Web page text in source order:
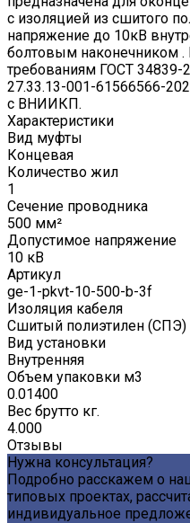
с изоляцией из сшитого
напряжение до 10кВ
болтовым наконечником
требованиям ГОСТ 34839-
27.33.13-001-61566566-
с ВНИИКП.
Характеристики
Вид муфты
Концевая
Количество жил
1
Сечение проводника
500 мм²
Допустимое напряжение
10 кВ
Артикул
ge-1-pkvt-10-500-b-3f
Изоляция кабеля
Сшитый полиэтилен (СПЭ)
Вид установки
Внутренняя
Объем упаковки м3
0.01400
Вес брутто кг.
4.000
Отзывы
Нужна консультация?
Подробно расскажем о
типовых проектах,
индивидуальное